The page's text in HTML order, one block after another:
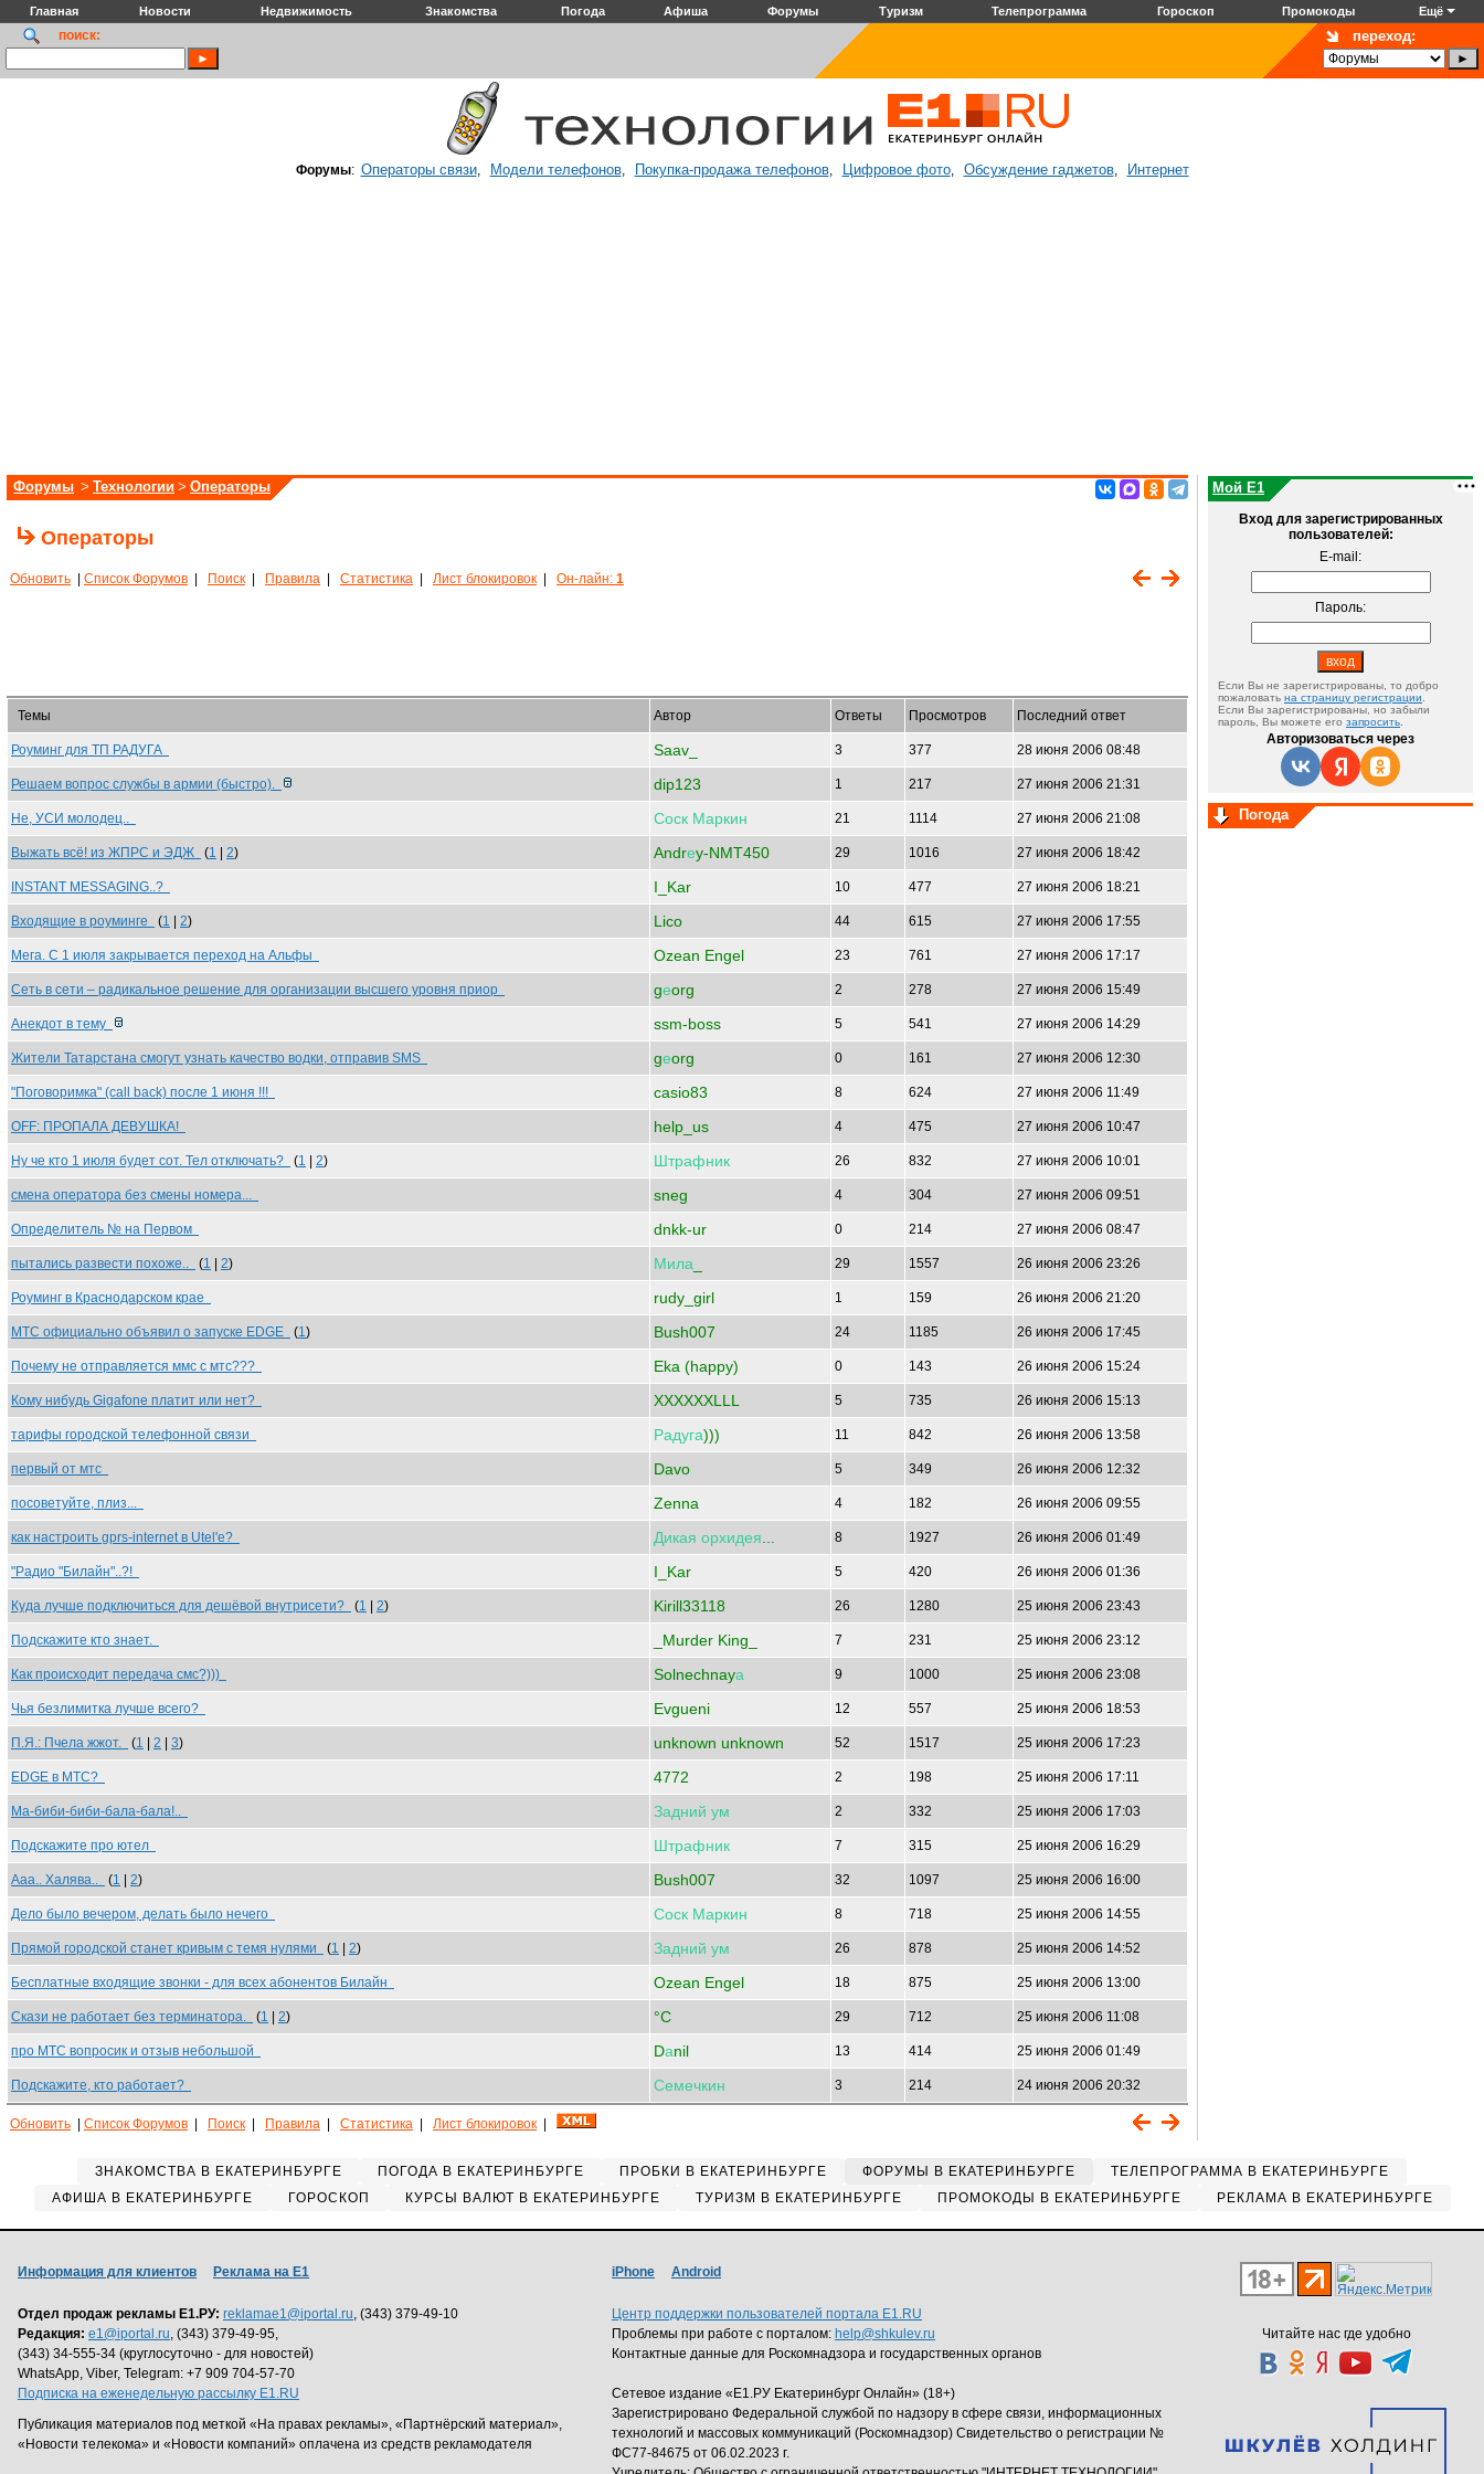
Главная Новости Недвижимость Знакомства Погода Афиша Форумы Туризм Телепрограмма Гороскоп Промокоды Ещё
поиск: переход:
Форумы: Операторы связи, Модели телефонов, Покупка-продажа телефонов, Цифровое фото, Обсуждение гаджетов, Интернет
Форумы > Технологии > Операторы
Операторы
Обновить Список Форумов Поиск Правила Статистика Лист блокировок Он-лайн: 1
Темы Автор Ответы Просмотров Последний ответ
Роуминг для ТП РАДУГА Saav_ 3 377 28 июня 2006 08:48
Решаем вопрос службы в армии (быстро). dip123 1 217 27 июня 2006 21:31
Не, УСИ молодец.. Соск Маркин 21 1114 27 июня 2006 21:08
Выжать всё! из ЖПРС и ЭДЖ (1 2) Andrеy-NMT450 29 1016 27 июня 2006 18:42
INSTANT MESSAGING..? I_Kar 10 477 27 июня 2006 18:21
Входящие в роуминге (1 2) Lico 44 615 27 июня 2006 17:55
Мега. С 1 июля закрывается переход на Альфы Ozean Engel 23 761 27 июня 2006 17:17
Сеть в сети – радикальное решение для организации высшего уровня приор gеorg 2 278 27 июня 2006 15:49
Анекдот в тему ssm-boss 5 541 27 июня 2006 14:29
Жители Татарстана смогут узнать качество водки, отправив SMS gеorg 0 161 27 июня 2006 12:30
"Поговоримка" (call back) после 1 июня !!! casio83 8 624 27 июня 2006 11:49
OFF: ПРОПАЛА ДЕВУШКА! help_us 4 475 27 июня 2006 10:47
Ну че кто 1 июля будет сот. Тел отключать? (1 2) Штрафник 26 832 27 июня 2006 10:01
смена оператора без смены номера... sneg 4 304 27 июня 2006 09:51
Определитель № на Первом dnkk-ur 0 214 27 июня 2006 08:47
пытались развести похоже.. (1 2) Мила 29 1557 26 июня 2006 23:26
Роуминг в Краснодарском крае rudy_girl 1 159 26 июня 2006 21:20
МТС официально объявил о запуске EDGE (1) Bush007 24 1185 26 июня 2006 17:45
Почему не отправляется ммс с мтс??? Eka (happy) 0 143 26 июня 2006 15:24
Кому нибудь Gigafone платит или нет? XXXXXXLLL 5 735 26 июня 2006 15:13
тарифы городской телефонной связи Радуга))) 11 842 26 июня 2006 13:58
первый от мтс Davo 5 349 26 июня 2006 12:32
посоветуйте, плиз... Zenna 4 182 26 июня 2006 09:55
как настроить gprs-internet в Utel'e? Дикая орхидея 8 1927 26 июня 2006 01:49
"Радио "Билайн"..?! I_Kar 5 420 26 июня 2006 01:36
Куда лучше подключиться для дешёвой внутрисети? (1 2) Kirill33118 26 1280 25 июня 2006 23:43
Подскажите кто знает. _Murder King_ 7 231 25 июня 2006 23:12
Как происходит передача смс?))) Solnechnayа 9 1000 25 июня 2006 23:08
Чья безлимитка лучше всего? Evgueni 12 557 25 июня 2006 18:53
П.Я.: Пчела жжот. (1 2 3) unknown unknown 52 1517 25 июня 2006 17:23
EDGE в МТС? 4772 2 198 25 июня 2006 17:11
Ма-биби-биби-бала-бала!.. Задний ум 2 332 25 июня 2006 17:03
Подскажите про ютел Штрафник 7 315 25 июня 2006 16:29
Ааа.. Халява.. (1 2) Bush007 32 1097 25 июня 2006 16:00
Дело было вечером, делать было нечего Соск Маркин 8 718 25 июня 2006 14:55
Прямой городской станет кривым с темя нулями (1 2) Задний ум 26 878 25 июня 2006 14:52
Бесплатные входящие звонки - для всех абонентов Билайн Ozean Engel 18 875 25 июня 2006 13:00
Скази не работает без терминатора. (1 2) °C 29 712 25 июня 2006 11:08
про МТС вопросик и отзыв небольшой Dаnil 13 414 25 июня 2006 01:49
Подскажите, кто работает? Семечкин 3 214 24 июня 2006 20:32
Обновить Список Форумов Поиск Правила Статистика Лист блокировок
Мой E1
Вход для зарегистрированных
пользователей:
E-mail:
Пароль:
Если Вы не зарегистрированы, то добро
пожаловать на страницу регистрации
Если Вы зарегистрированы, но забыли
пароль, Вы можете его запросить
Авторизоваться через
Погода
ЗНАКОМСТВА В ЕКАТЕРИНБУРГЕ ПОГОДА В ЕКАТЕРИНБУРГЕ ПРОБКИ В ЕКАТЕРИНБУРГЕ ФОРУМЫ В ЕКАТЕРИНБУРГЕ
ТЕЛЕПРОГРАММА В ЕКАТЕРИНБУРГЕ
АФИША В ЕКАТЕРИНБУРГЕ
ГОРОСКОП КУРСЫ ВАЛЮТ В ЕКАТЕРИНБУРГЕ ТУРИЗМ В ЕКАТЕРИНБУРГЕ ПРОМОКОДЫ В ЕКАТЕРИНБУРГЕ РЕКЛАМА В ЕКАТЕРИНБУРГЕ
Читайте нас где удобно
Информация для клиентов Реклама на Е1
Отдел продаж рекламы Е1.РУ: reklamae1@iportal.ru, (343) 379-49-10
Редакция: e1@iportal.ru, (343) 379-49-95,
(343) 34-555-34 (круглосуточно - для новостей)
WhatsApp, Viber, Telegram: +7 909 704-57-70
Подписка на еженедельную рассылку E1.RU
Публикация материалов под меткой «На правах рекламы», «Партнёрский материал»,
«Новости телекома» и «Новости компаний» оплачена из средств рекламодателя
iPhone Android
Центр поддержки пользователей портала E1.RU
Проблемы при работе с порталом: help@shkulev.ru
Контактные данные для Роскомнадзора и государственных органов
Сетевое издание «Е1.РУ Екатеринбург Онлайн» (18+)
Зарегистрировано Федеральной службой по надзору в сфере связи, информационных
технологий и массовых коммуникаций (Роскомнадзор) Свидетельство о регистрации №
ФС77-84675 от 06.02.2023 г.